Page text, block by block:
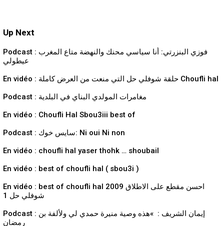
Up Next
Podcast : فوزي البنزرتي: أنا سياسي محنك والنهضة متاع المغرب
عيطولي
En vidéo : حلقة شوفلي حل التي منعت من العرض كاملة Choufli hal
Podcast : مغامرات المولدي البناي في البلدية
En vidéo : Choufli Hal Sbou3iii best of
Podcast : سايس خوك: Ni oui Ni non
En vidéo : choufli hal yaser thohk … shoubail
En vidéo : best of choufli hal ( sbou3i )
En vidéo : best of choufli hal 2009 احسن مقطع على الاطلاق
شوفلي حل 1
Podcast : إيمان الشريف : »هذه وصية منيرة حمدي لي ولألفة بن
رمضان